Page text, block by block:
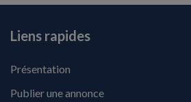
Liens rapides
Présentation
Publier une annonce